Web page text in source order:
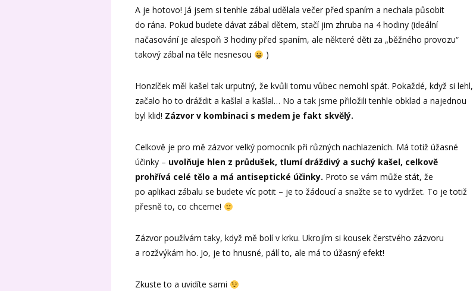
A je hotovo! Já jsem si tenhle zábal udělala večer před spaním a nechala působit
do rána. Pokud budete dávat zábal dětem, stačí jim zhruba na 4 hodiny (ideální
načasování je alespoň 3 hodiny před spaním, ale některé děti za „běžného provozu“
takový zábal na těle nesnesou
)
Honzíček měl kašel tak urputný, že kvůli tomu vůbec nemohl spát. Pokaždé, když si lehl,
začalo ho to dráždit a kašlal a kašlal… No a tak jsme přiložili tenhle obklad a najednou
byl klid! Zázvor v kombinaci s medem je fakt skvělý.
Celkově je pro mě zázvor velký pomocník při různých nachlazeních. Má totiž úžasné
účinky – uvolňuje hlen z průdušek, tlumí dráždivý a suchý kašel, celkově
prohřívá celé tělo a má antiseptické účinky. Proto se vám může stát, že
po aplikaci zábalu se budete víc potit – je to žádoucí a snažte se to vydržet. To je totiž
přesně to, co chceme!
Zázvor používám taky, když mě bolí v krku. Ukrojím si kousek čerstvého zázvoru
a rozžvýkám ho. Jo, je to hnusné, pálí to, ale má to úžasný efekt!
Zkuste to a uvidíte sami